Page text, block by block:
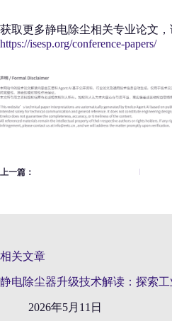
获取更多静电除尘相关专业论文，
https://isesp.org/conference-papers/
上一篇：
相关文章
静电除尘器升级技术解读：探索
2026年5月11日